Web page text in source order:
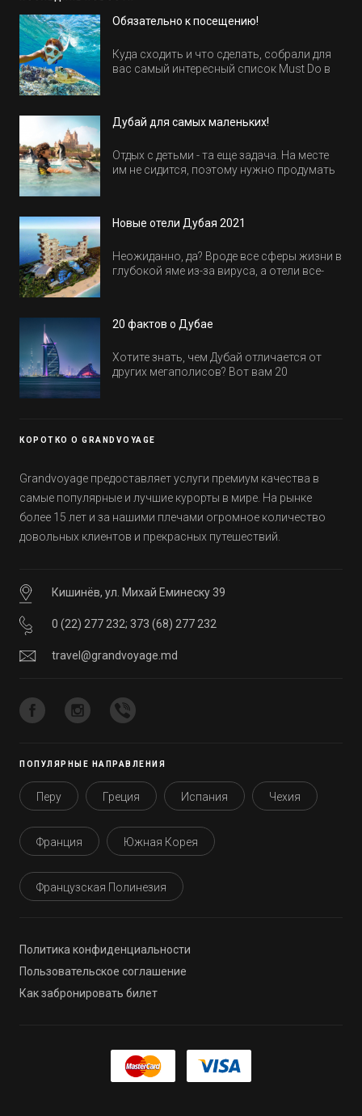
Обязательно к посещению!
Куда сходить и что сделать, собрали для
вас самый интересный список Must Do в
Дубай для самых маленьких!
Отдых с детьми - та еще задача. На месте
им не сидится, поэтому нужно продумать
Новые отели Дубая 2021
Неожиданно, да? Вроде все сферы жизни в
глубокой яме из-за вируса, а отели все-
обычно на первые заезды дают промо-
20 фактов о Дубае
Хотите знать, чем Дубай отличается от
других мегаполисов? Вот вам 20
КОРОТКО О GRANDVOYAGE
Grandvoyage предоставляет услуги премиум качества в
самые популярные и лучшие курорты в мире. На рынке
более 15 лет и за нашими плечами огромное количество
довольных клиентов и прекрасных путешествий.
Кишинёв, ул. Михай Еминеску 39
0 (22) 277 232; 373 (68) 277 232
travel@grandvoyage.md
ПОПУЛЯРНЫЕ НАПРАВЛЕНИЯ
Перу Греция Испания Чехия
Франция Южная Корея
Французская Полинезия
Политика конфиденциальности
Пользовательское соглашение
Как забронировать билет